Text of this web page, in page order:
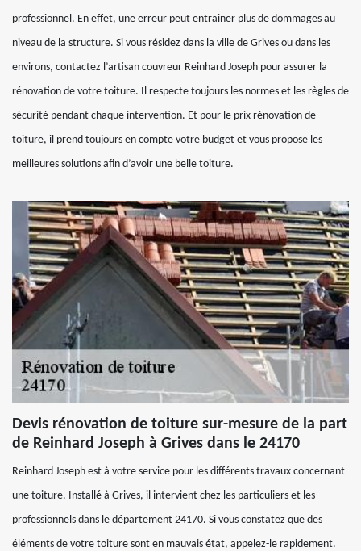
professionnel. En effet, une erreur peut entrainer plus de dommages au
niveau de la structure. Si vous résidez dans la ville de Grives ou dans les
environs, contactez l’artisan couvreur Reinhard Joseph pour assurer la
rénovation de votre toiture. Il respecte toujours les normes et les règles de
sécurité pendant chaque intervention. Et pour le prix rénovation de
toiture, il prend toujours en compte votre budget et vous propose les
meilleures solutions afin d’avoir une belle toiture.
Devis rénovation de toiture sur-mesure de la part
de Reinhard Joseph à Grives dans le 24170
Reinhard Joseph est à votre service pour les différents travaux concernant
une toiture. Installé à Grives, il intervient chez les particuliers et les
professionnels dans le département 24170. Si vous constatez que des
éléments de votre toiture sont en mauvais état, appelez-le rapidement.